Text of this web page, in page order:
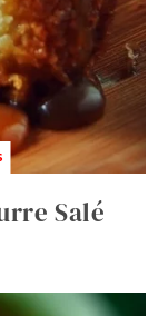
Salé